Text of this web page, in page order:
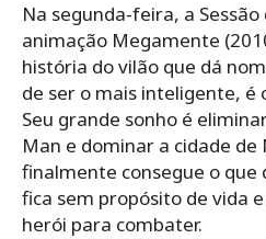
Na segunda-feira, a
animação Megamente
história do vilão que dá
de ser o mais inteligente, é
Seu grande sonho é
Man e dominar a cidade
finalmente consegue o
fica sem propósito de vida
herói para combater.